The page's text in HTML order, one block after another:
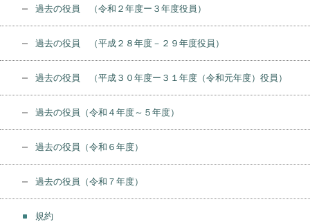
過去の役員 （令和２年度ー３年度役員）
過去の役員 （平成２８年度－２９年度役員）
過去の役員 （平成３０年度ー３１年度（令和元年度）役員）
過去の役員（令和４年度～５年度）
過去の役員（令和６年度）
過去の役員（令和７年度）
規約